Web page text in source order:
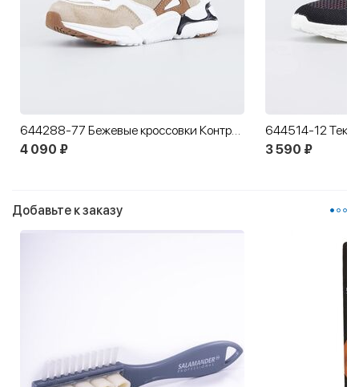
644288-77 Бежевые кроссовки Контраст
4 090 ₽
3 590 ₽
Добавьте к заказу